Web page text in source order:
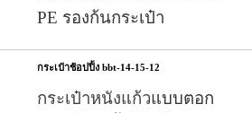
PE รองก้นกระเป๋า
กระเป๋าช้อปปิ้ง bbt-14-15-12
กระเป๋าหนังแก้วแบบตอก